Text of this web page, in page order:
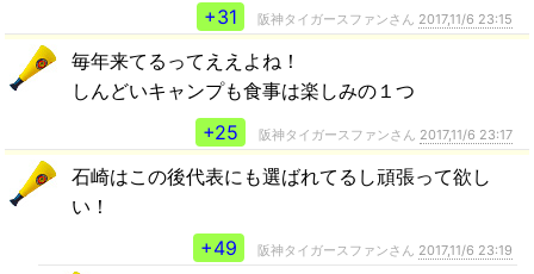
+31
阪神タイガースファンさん 2017,11/6 23:15
毎年来てるってええよね！
しんどいキャンプも食事は楽しみの１つ
+25
阪神タイガースファンさん 2017,11/6 23:17
石崎はこの後代表にも選ばれてるし頑張って欲し
い！
+49
阪神タイガースファンさん 2017,11/6 23:19